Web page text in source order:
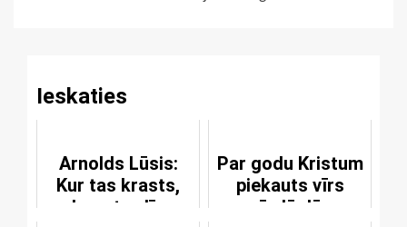
Ieskaties
Arnolds Lūsis:
Kur tas krasts,
kur atradīs
Par godu Kristum
piekauts vīrs
uzvārdā Jēzus